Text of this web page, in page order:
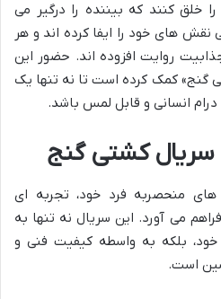
خلق کنند که بیننده را درگیر می
نقش های خود را ایفا کرده اند و هر
روایت افزوده اند. حضور این
گنج» کمک کرده است تا نه تنها یک
انسانی و قابل لمس باشد.
سریال کشتی گنج
منحصربه فرد خود، تجربه ای
می آورد. این سریال نه تنها به
بلکه به واسطه کیفیت فنی و
است.